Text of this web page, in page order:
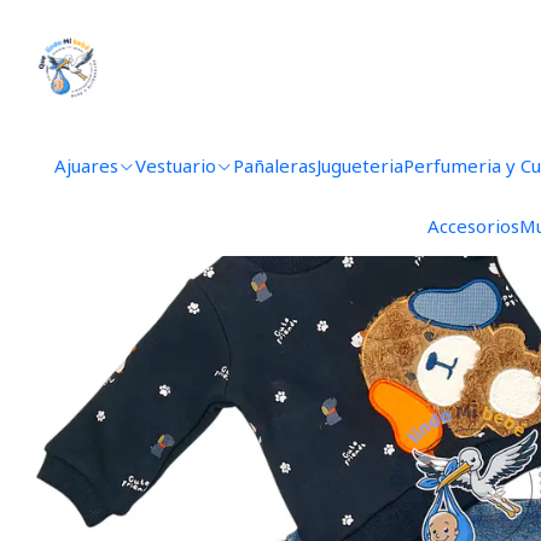
Ajuares Vestuario PañalerasJugueteriaPerfumeria y
Accesorios